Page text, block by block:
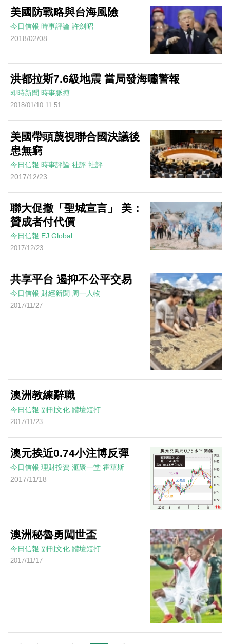
美國防戰略與台海風險
今日信報 時事評論 許劍昭
2018/02/08
洪都拉斯7.6級地震 當局發海嘯警報
即時新聞 時事脈搏
2018/01/10 11:51
美國帶頭蔑視聯合國決議後
患無窮
今日信報 時事評論 社評 社評
2017/12/23
聯大促撤「聖城宣言」 美：
贊成者付代價
今日信報 EJ Global
2017/12/23
共享平台 遏抑不公平交易
今日信報 財經新聞 周一人物
2017/11/27
澳洲教練辭職
今日信報 副刊文化 體壇短打
2017/11/23
澳元挨近0.74小注博反彈
今日信報 理財投資 滙聚一堂 霍華斯
2017/11/18
澳洲秘魯勇闖世盃
今日信報 副刊文化 體壇短打
2017/11/17